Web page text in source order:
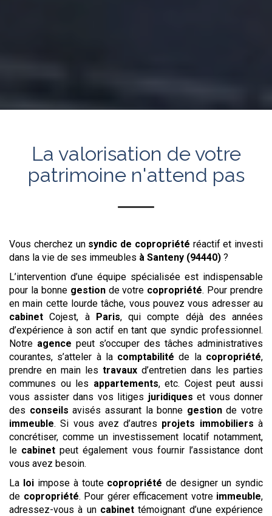
La valorisation de votre
patrimoine n'attend pas
Vous cherchez un syndic de copropriété réactif et investi
dans la vie de ses immeubles à Santeny (94440) ?
L’intervention d’une équipe spécialisée est indispensable
pour la bonne gestionde votre copropriété. Pour prendre
en main cette lourde tâche, vous pouvez vous adresser au
cabinet Cojest, à Paris, qui compte déjà des années
d’expérience à son actif en tant que syndic professionnel.
Notre agence peut s’occuper des tâches administratives
courantes, s’atteler à la comptabilité de la copropriété,
prendre en main les travaux d’entretien dans les parties
communes ou les appartements, etc. Cojest peut aussi
vous assister dans vos litiges juridiques et vous donner
des conseils avisés assurant la bonne gestionde votre
immeuble. Si vous avez d’autres projets immobiliers à
concrétiser, comme un investissement locatif notamment,
le cabinet peut également vous fournir l’assistance dont
vous avez besoin.
La loiimpose à toute copropriété de designer un syndic
de copropriété. Pour gérer efficacement votre immeuble,
adressez-vous à un cabinet témoignant d’une expérience